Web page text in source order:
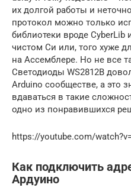
их долгой работы и
протокол можно только
библиотеки вроде
чистом Си или, того хуже
на Ассемблере. Но не все
Светодиоды WS2812B
Arduino сообществе, а это
вдаваться в такие
одно из понравившихся
https://youtube.com/
Как подключить
Ардуино